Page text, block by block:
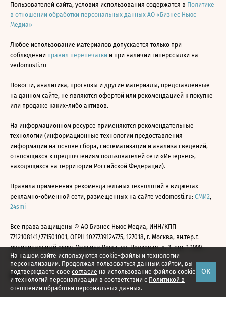
На нашем сайте используются cookie-файлы и технологии
персонализации. Продолжая пользоваться данным сайтом, вы
подтверждаете свое согласие на использование файлов cookie
и технологий персонализации в соответствии с Политикой в
отношении обработки персональных данных.
ОК
Пользователей сайта, условия использования содержатся в Политике
в отношении обработки персональных данных АО «Бизнес Ньюс
Медиа»
Любое использование материалов допускается только при
соблюдении правил перепечатки и при наличии гиперссылки на
vedomosti.ru
Новости, аналитика, прогнозы и другие материалы, представленные
на данном сайте, не являются офертой или рекомендацией к покупке
или продаже каких-либо активов.
На информационном ресурсе применяются рекомендательные
технологии (информационные технологии предоставления
информации на основе сбора, систематизации и анализа сведений,
относящихся к предпочтениям пользователей сети «Интернет»,
находящихся на территории Российской Федерации).
Правила применения рекомендательных технологий в виджетах
рекламно-обменной сети, размещенных на сайте vedomosti.ru: СМИ2,
24smi
Все права защищены © АО Бизнес Ньюс Медиа, ИНН/КПП
7712108141/771501001, ОГРН 1027739124775, 127018, г. Москва, вн.тер.г.
муниципальный округ Марьина Роща, ул. Полковая, д. 3, стр. 1 1999—
2026